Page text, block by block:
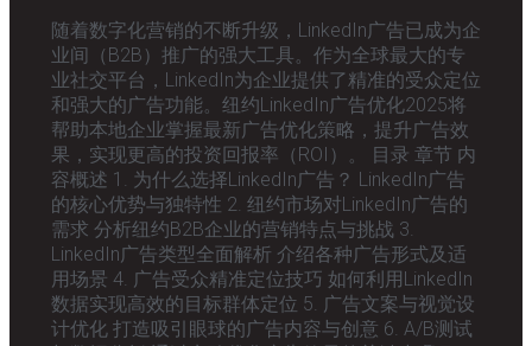
随着数字化营销的不断升级，LinkedIn广告已成为企
业间（B2B）推广的强大工具。作为全球最大的专
业社交平台，LinkedIn为企业提供了精准的受众定位
和强大的广告功能。纽约LinkedIn广告优化2025将
帮助本地企业掌握最新广告优化策略，提升广告效
果，实现更高的投资回报率（ROI）。 目录 章节 内
容概述 1. 为什么选择LinkedIn广告？ LinkedIn广告
的核心优势与独特性 2. 纽约市场对LinkedIn广告的
需求 分析纽约B2B企业的营销特点与挑战 3.
LinkedIn广告类型全面解析 介绍各种广告形式及适
用场景 4. 广告受众精准定位技巧 如何利用LinkedIn
数据实现高效的目标群体定位 5. 广告文案与视觉设
计优化 打造吸引眼球的广告内容与创意 6. A/B测试